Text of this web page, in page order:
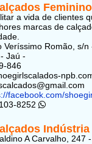
a vida de clientes
marcas de
Veríssimo Romão, s/n
Jaú -
846
facebook.com/
8252
Indústria
A Carvalho, 247